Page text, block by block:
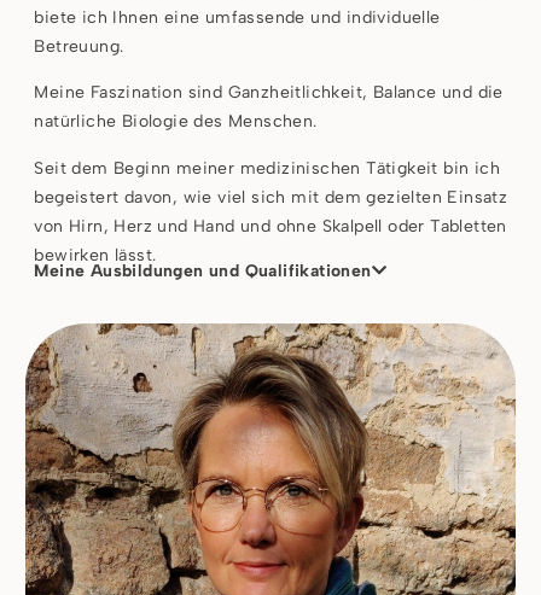
biete ich Ihnen eine umfassende und individuelle
Betreuung.
Meine Faszination sind Ganzheitlichkeit, Balance und die
natürliche Biologie des Menschen.
Seit dem Beginn meiner medizinischen Tätigkeit bin ich
begeistert davon, wie viel sich mit dem gezielten Einsatz
von Hirn, Herz und Hand und ohne Skalpell oder Tabletten
bewirken lässt.
Meine Ausbildungen und Qualifikationen